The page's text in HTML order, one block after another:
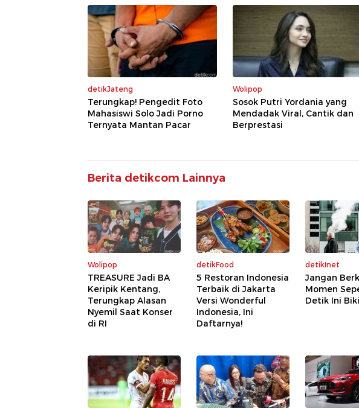
detikJateng
Terungkap! Pengedit Foto
Mahasiswi Solo Jadi Porno
Ternyata Mantan Pacar
Wolipop
Sosok Putri Yordania yang
Mendadak Viral, Cantik dan
Berprestasi
Berita detikcom Lainnya
Wolipop
TREASURE Jadi BA
Keripik Kentang,
Terungkap Alasan
Nyemil Saat Konser
di RI
detikFood
5 Restoran Indonesia
Terbaik di Jakarta
Versi Wonderful
Indonesia, Ini
Daftarnya!
detikInet
Jangan
Momen
Detik Ini